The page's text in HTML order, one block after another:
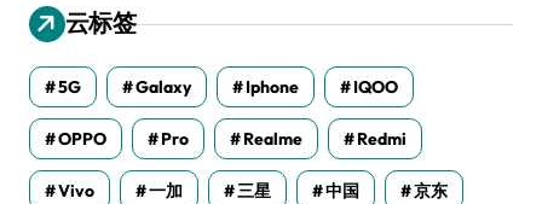
云标签
5G Galaxy Iphone IQOO
OPPO Pro Realme Redmi
Vivo 一加 三星 中国 京东